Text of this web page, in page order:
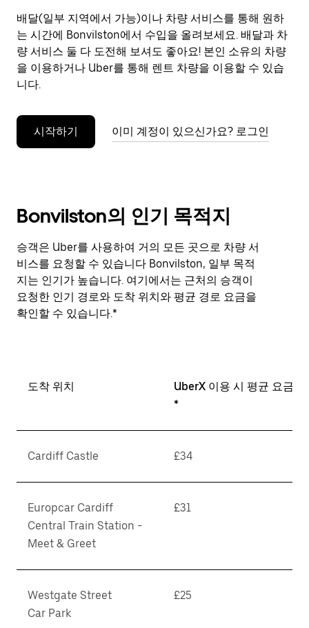
려
면
Esc
키
를
누
세
배달(일부 지역에서 가능)이나 차량 서비스를 통해 원하
는 시간에 Bonvilston에서 수입을 올려보세요. 배달과 차
량 서비스 둘 다 도전해 보셔도 좋아요! 본인 소유의 차량
을 이용하거나 Uber를 통해 렌트 차량을 이용할 수 있습
니다.
시작하기 이미 계정이 있으신가요? 로그인
Bonvilston의 인기 목적지
승객은 Uber를 사용하여 거의 모든 곳으로 차량 서
비스를 요청할 수 있습니다 Bonvilston, 일부 목적
지는 인기가 높습니다. 여기에서는 근처의 승객이
요청한 인기 경로와 도착 위치와 평균 경로 요금을
확인할 수 있습니다.*
도착 위치
UberX 이용 시 평균 요금
*
Cardiff Castle £34
Europcar Cardiff
Central Train Station -
Meet & Greet
£31
Westgate Street
Car Park
£25